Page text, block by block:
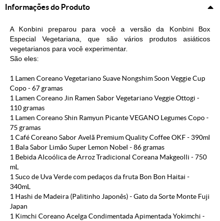
Informações do Produto
A Konbini preparou para você a versão da Konbini Box
EspecialVegetariana , que são vários produtos asiáticos
vegetarianos para você experimentar.
São eles:
1 Lamen Coreano Vegetariano Suave Nongshim Soon Veggie Cup
Copo - 67 gramas
1 Lamen Coreano Jin Ramen Sabor Vegetariano Veggie Ottogi -
110 gramas
1 Lamen Coreano Shin Ramyun Picante VEGANO Legumes Copo -
75 gramas
1 Café Coreano Sabor Avelã Premium Quality Coffee OKF - 390ml
1 Bala Sabor Limão Super Lemon Nobel - 86 gramas
1 Bebida Alcoólica de Arroz Tradicional Coreana Makgeolli - 750
mL
1 Suco de Uva Verde com pedaços da fruta Bon Bon Haitai -
340mL
1 Hashi de Madeira (Palitinho Japonês) - Gato da Sorte Monte Fuji
Japan
1 Kimchi Coreano Acelga Condimentada Apimentada Yokimchi -